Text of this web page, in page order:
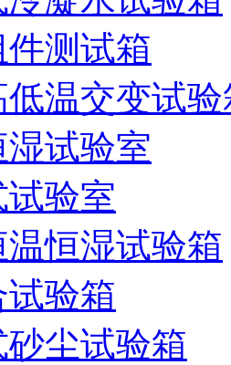
测试箱
低温交变试验
试验室
验室
恒湿试验箱
试验箱
尘试验箱